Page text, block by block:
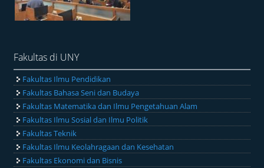
Fakultas di UNY
Fakultas Ilmu Pendidikan
Fakultas Bahasa Seni dan Budaya
Fakultas Matematika dan Ilmu Pengetahuan Alam
Fakultas Ilmu Sosial dan Ilmu Politik
Fakultas Teknik
Fakultas Ilmu Keolahragaan dan Kesehatan
Fakultas Ekonomi dan Bisnis